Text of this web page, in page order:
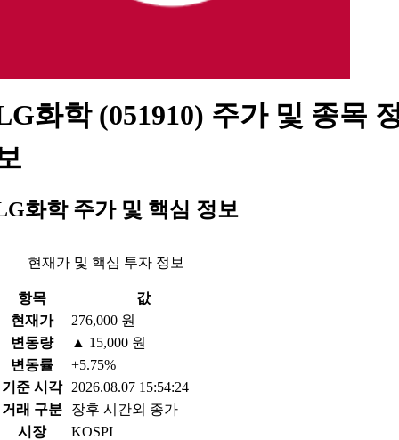
화학 (051910) 주가 및 종목
화학 주가 및 핵심 정보
현재가 및 핵심 투자 정보
항목
값
현재가
276,000 원
변동량
▲ 15,000 원
변동률
+5.75%
기준 시각
2026.08.07 15:54:24
거래 구분
장후 시간외 종가
시장
KOSPI